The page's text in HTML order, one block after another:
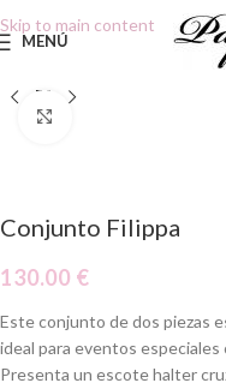
Skip to main content
MENÚ
Conjunto Filippa
130.00 €
Este conjunto de dos piezas
ideal para eventos especiales
Presenta un escote halter